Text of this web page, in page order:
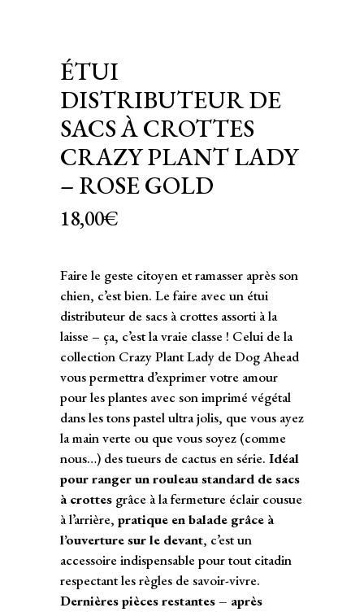
ÉTUI
DISTRIBUTEUR DE
SACS À CROTTES
CRAZY PLANT LADY
– ROSE GOLD
18,00€
Faire le geste citoyen et ramasser après son
chien, c’est bien. Le faire avec un étui
distributeur de sacs à crottes assorti à la
laisse – ça, c’est la vraie classe ! Celui de la
collection Crazy Plant Lady de Dog Ahead
vous permettra d’exprimer votre amour
pour les plantes avec son imprimé végétal
dans les tons pastel ultra jolis, que vous ayez
la main verte ou que vous soyez (comme
nous…) des tueurs de cactus en série. Idéal
pour ranger un rouleau standard de sacs
à crottes grâce à la fermeture éclair cousue
à l’arrière, pratique en balade grâce à
l’ouverture sur le devant, c’est un
accessoire indispensable pour tout citadin
respectant les règles de savoir-vivre.
Dernières pièces restantes – après